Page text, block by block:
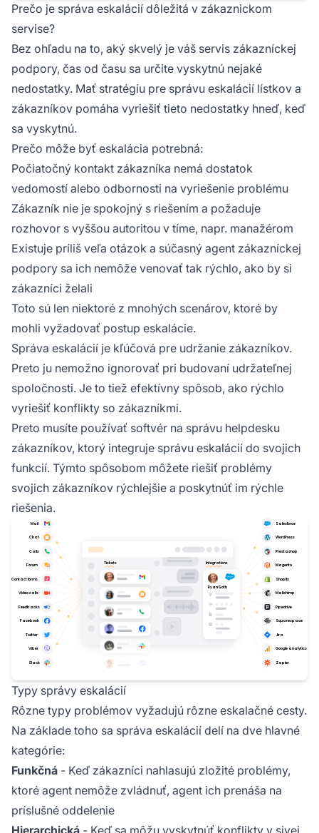
Prečo je správa eskalácií dôležitá v zákaznickom
servise?
Bez ohľadu na to, aký skvelý je váš servis zákazníckej
podpory, čas od času sa určite vyskytnú nejaké
nedostatky. Mať stratégiu pre správu eskalácií lístkov a
zákazníkov pomáha vyriešiť tieto nedostatky hneď, keď
sa vyskytnú.
Prečo môže byť eskalácia potrebná:
Počiatočný kontakt zákazníka nemá dostatok
vedomostí alebo odbornosti na vyriešenie problému
Zákazník nie je spokojný s riešením a požaduje
rozhovor s vyššou autoritou v tíme, napr. manažérom
Existuje príliš veľa otázok a súčasný agent zákazníckej
podpory sa ich nemôže venovať tak rýchlo, ako by si
zákazníci želali
Toto sú len niektoré z mnohých scenárov, ktoré by
mohli vyžadovať postup eskalácie.
Správa eskalácií je kľúčová pre udržanie zákazníkov.
Preto ju nemožno ignorovať pri budovaní udržateľnej
spoločnosti. Je to tiež efektívny spôsob, ako rýchlo
vyriešiť konflikty so zákazníkmi.
Preto musíte používať softvér na správu helpdesku
zákazníkov, ktorý integruje správu eskalácií do svojich
funkcií. Týmto spôsobom môžete riešiť problémy
svojich zákazníkov rýchlejšie a poskytnúť im rýchle
riešenia.
Typy správy eskalácií
Rôzne typy problémov vyžadujú rôzne eskalačné cesty.
Na základe toho sa správa eskalácií delí na dve hlavné
kategórie:
Funkčná - Keď zákazníci nahlasujú zložité problémy,
ktoré agent nemôže zvládnuť, agent ich prenáša na
príslušné oddelenie
Hierarchická - Keď sa môžu vyskytnúť konflikty v sivej